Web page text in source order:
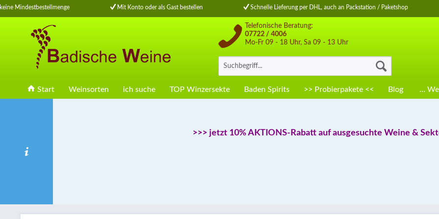
Mindestbestellmenge Mit Konto oder als Gast bestellen Schnelle Lieferung per DHL, auch an Packstation / Paketshop
Telefonische Beratung:
07722 / 4006
Mo-Fr 09 - 18 Uhr, Sa 09 - 13 Uhr
Start Weinsorten ich suche TOP Winzersekte Baden Spirits >> Probierpakete << Blog …
>>> jetzt 10% AKTIONS-Rabatt auf ausgesuchte Weine &